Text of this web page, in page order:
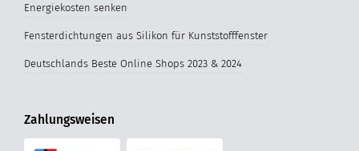
Energiekosten senken
Fensterdichtungen aus Silikon für Kunststofffenster
Deutschlands Beste Online Shops 2023 & 2024
Zahlungsweisen